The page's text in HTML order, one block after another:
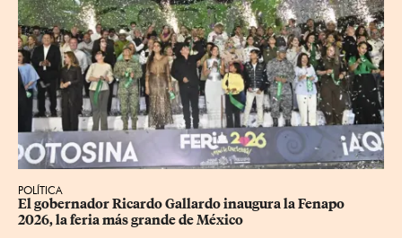
POLÍTICA
​El gobernador Ricardo Gallardo inaugura la Fenapo
2026, la feria más grande de México